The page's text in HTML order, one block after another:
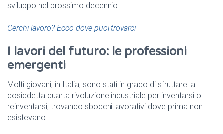
sviluppo nel prossimo decennio.
Cerchi lavoro? Ecco dove puoi trovarci
I lavori del futuro: le professioni
emergenti
Molti giovani, in Italia, sono stati in grado di sfruttare la
cosiddetta quarta rivoluzione industriale per inventarsi o
reinventarsi, trovando sbocchi lavorativi dove prima non
esistevano.